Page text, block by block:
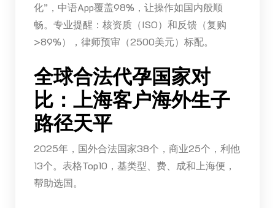
化”，中语App覆盖98%，让操作如国内般顺
畅。专业提醒：核资质（ISO）和反馈（复购
>89%），律师预审（2500美元）标配。
全球合法代孕国家对
比：上海客户海外生子
路径天平
2025年，国外合法国家38个，商业25个，利他
13个。表格Top10，基类型、费、成和上海便，
帮助选国。